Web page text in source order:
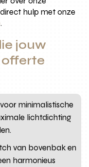
hulp met onze
.
jouw
minimalistische
lichtdichting
van bovenbak en
harmonieus